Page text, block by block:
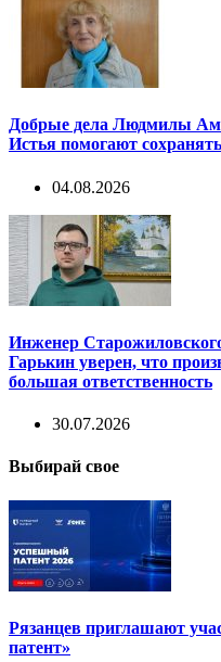
Добрые дела Людмилы
Истья помогают
04.08.2026
Инженер
Гарькин уверен, что
большая ответственность
30.07.2026
Выбирай свое
Рязанцев приглашают
патент»